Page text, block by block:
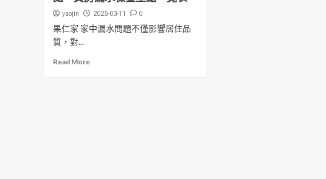
yaojin 2025-03-11 0
果仁家 家中漏水問題不僅影響居住品
質，對...
Read More